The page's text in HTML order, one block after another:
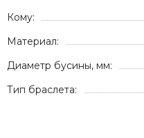
Кому:
Материал:
Диаметр бусины, мм:
Тип браслета: